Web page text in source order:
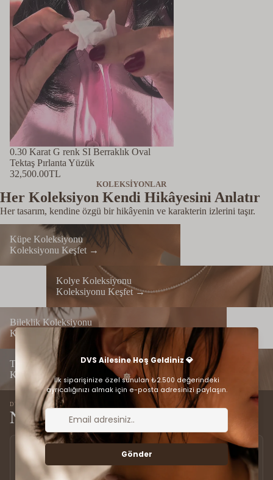
0.30 Karat G renk SI Berraklık Oval
Tektaş Pırlanta Yüzük
32,500.00TL
KOLEKSİYONLAR
Her Koleksiyon Kendi Hikâyesini Anlatır
Her tasarım, kendine özgü bir hikâyenin ve karakterin izlerini taşır.
Küpe Koleksiyonu
Küpe Koleksiyonu
Koleksiyonu Keşfet →
Kolye Koleksiyonu
Kolye Koleksiyonu
Koleksiyonu Keşfet →
Bileklik Koleksiyonu
Bileklik Koleksiyonu
Koleksiyonu Keşfet →
Tüm Yüzükler
Tüm Yüzükler
Koleksiyonu Keşfet →
DVS AYRICALIĞI
Neden DVS?
Sertifikalı Pırlantalar